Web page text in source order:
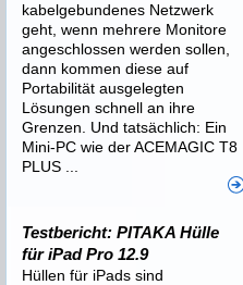
kabelgebundenes Netzwerk
geht, wenn mehrere Monitore
angeschlossen werden sollen,
dann kommen diese auf
Portabilität ausgelegten
Lösungen schnell an ihre
Grenzen. Und tatsächlich: Ein
Mini-PC wie der ACEMAGIC T8
PLUS ...
Testbericht: PITAKA Hülle
für iPad Pro 12.9
Hüllen für iPads sind